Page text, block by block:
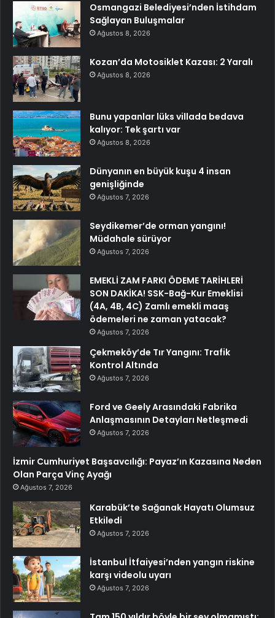
Osmangazi Belediyesi’nden İstihdam
Sağlayan Buluşmalar
Ağustos 8, 2026
Kozan’da Motosiklet Kazası: 2 Yaralı
Ağustos 8, 2026
Bunu yapanlar lüks villada bedava
kalıyor: Tek şartı var
Ağustos 8, 2026
Dünyanın en büyük kuşu 4 insan
genişliğinde
Ağustos 7, 2026
Seydikemer’de orman yangını!
Müdahale sürüyor
Ağustos 7, 2026
EMEKLİ ZAM FARKI ÖDEME TARİHLERİ
SON DAKİKA! SSK-Bağ-Kur Emeklisi
(4A, 4B, 4C) Zamlı emekli maaş
ödemeleri ne zaman yatacak?
Ağustos 7, 2026
Çekmeköy’de Tır Yangını: Trafik
Kontrol Altında
Ağustos 7, 2026
Ford ve Geely Arasındaki Fabrika
Anlaşmasının Detayları Netleşmedi
Ağustos 7, 2026
İzmir Cumhuriyet Başsavcılığı: Payaz’ın Kazasına Neden
Olan Parça Vinç Ayağı
Ağustos 7, 2026
Karabük’te Sağanak Hayatı Olumsuz
Etkiledi
Ağustos 7, 2026
İstanbul İtfaiyesi’nden yangın riskine
karşı videolu uyarı
Ağustos 7, 2026